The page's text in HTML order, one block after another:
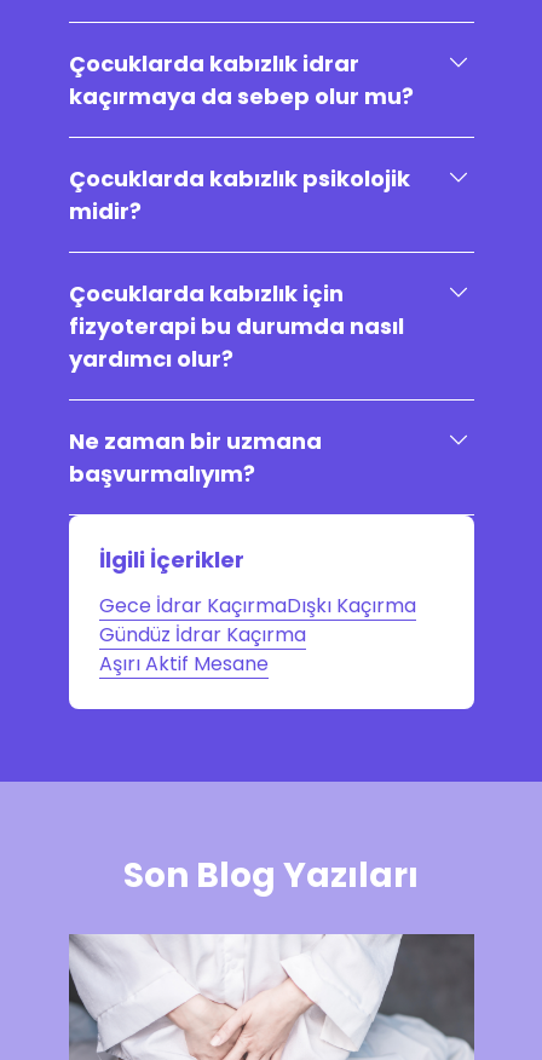
Çocuklarda kabızlık idrar
kaçırmaya da sebep olur mu?
Çocuklarda kabızlık psikolojik
midir?
Çocuklarda kabızlık için
fizyoterapi bu durumda nasıl
yardımcı olur?
Ne zaman bir uzmana
başvurmalıyım?
İlgili İçerikler
Gece İdrar KaçırmaDışkı Kaçırma
Gündüz İdrar Kaçırma
Aşırı Aktif Mesane
Son Blog Yazıları